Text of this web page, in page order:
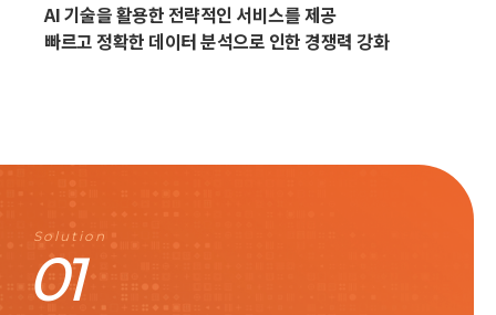
AI 기술을 활용한 전략적인 서비스를 제공
빠르고 정확한 데이터 분석으로 인한 경쟁력 강화
Solution
01